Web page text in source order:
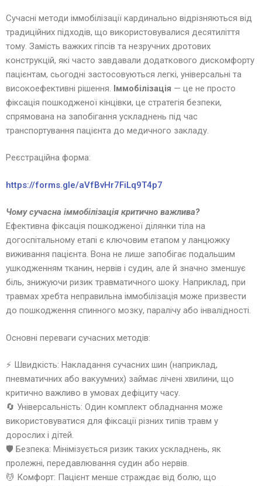
Сучасні методи іммобілізації кардинально відрізняються від
традиційних підходів, що використовувалися десятиліття
тому. Замість важких гіпсів та незручних дротових
конструкцій, які часто завдавали додаткового дискомфорту
пацієнтам, сьогодні застосовуються легкі, універсальні та
високоефективні рішення. Іммобілізація — це не просто
фіксація пошкодженої кінцівки, це стратегія безпеки,
спрямована на запобігання ускладнень під час
транспортування пацієнта до медичного закладу.
Реєстраційна форма:
https://forms.gle/aVfBvHr7FiLq9T4p7
Чому сучасна іммобілізація критично важлива?
Ефективна фіксація пошкодженої ділянки тіла на
догоспітальному етапі є ключовим етапом у ланцюжку
виживання пацієнта. Вона не лише запобігає подальшим
ушкодженням тканин, нервів і судин, але й значно зменшує
біль, знижуючи ризик травматичного шоку. Наприклад, при
травмах хребта неправильна іммобілізація може призвести
до пошкодження спинного мозку, паралічу або інвалідності.
Основні переваги сучасних методів:
⚡ Швидкість: Накладання сучасних шин (наприклад,
пневматичних або вакуумних) займає лічені хвилини, що
критично важливо в умовах дефіциту часу.
🔄 Універсальність: Один комплект обладнання може
використовуватися для фіксації різних типів травм у
дорослих і дітей.
🛡️ Безпека: Мінімізується ризик таких ускладнень, як
пролежні, передавлювання судин або нервів.
💆 Комфорт: Пацієнт менше страждає від болю, що